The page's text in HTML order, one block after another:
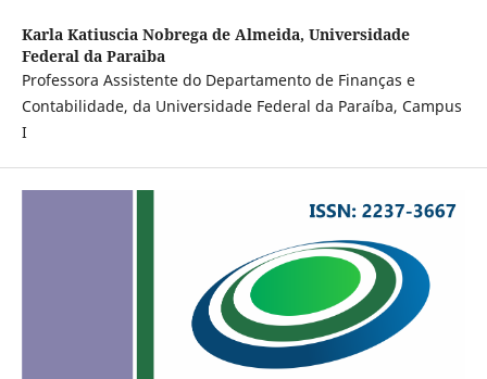
Karla Katiuscia Nobrega de Almeida, Universidade
Federal da Paraiba
Professora Assistente do Departamento de Finanças e
Contabilidade, da Universidade Federal da Paraíba, Campus
I